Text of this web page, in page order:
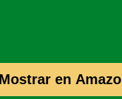
Mostrar en